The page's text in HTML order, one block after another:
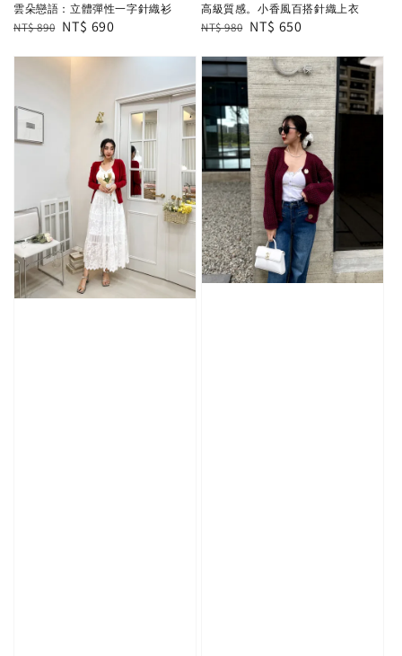
雲朵戀語：立體彈性一字針織衫
Regular
NT$ 890 Sale
NT$ 690
高級質感。小香風百搭針織上衣
Regular
NT$ 980 Sale
NT$ 650